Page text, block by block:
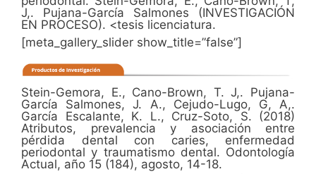
J,. Pujana-García Salmones (INVESTIGACIÓN
EN PROCESO). <tesis licenciatura.
[meta_gallery_slider show_title=”false”]
Stein-Gemora, E., Cano-Brown, T. J,. Pujana-
García Salmones, J. A., Cejudo-Lugo, G, A,.
García Escalante, K. L., Cruz-Soto, S. (2018)
Atributos, prevalencia y asociación entre
pérdida dental con caries, enfermedad
periodontal y traumatismo dental. Odontología
Actual, año 15 (184), agosto, 14-18.